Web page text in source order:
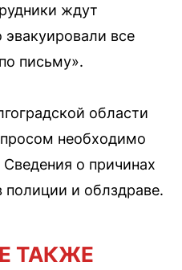
ждут
эвакуировали все
письму».
области
необходимо
о причинах
полиции и облздраве.
ТАКЖЕ